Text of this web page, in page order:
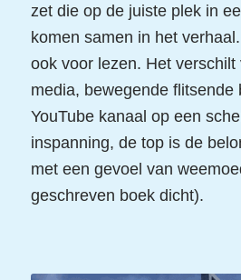
zet die op de juiste plek in
komen samen in het
ook voor lezen. Het verschilt
media, bewegende flitsende
YouTube kanaal op een
inspanning, de top is de
met een gevoel van
geschreven boek dicht).